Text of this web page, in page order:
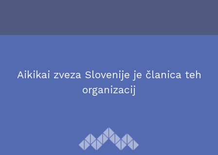
Aikikai zveza Slovenije je članica teh
organizacij